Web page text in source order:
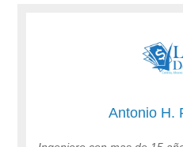
Antonio H.